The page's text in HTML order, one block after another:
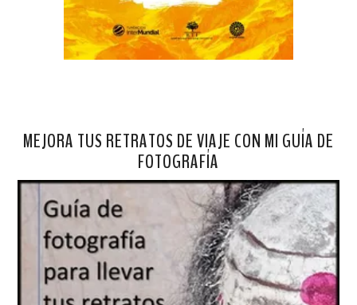
MEJORA TUS RETRATOS DE VIAJE CON MI GUÍA DE
FOTOGRAFÍA